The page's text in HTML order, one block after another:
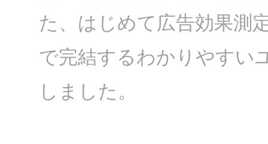
た、はじめて広告効果測
で完結するわかりやすい
しました。